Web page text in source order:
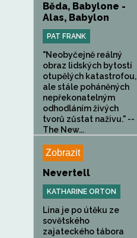
Běda, Babylone -
Alas, Babylon
PAT FRANK
"Neobyčejně reálný
obraz lidských bytostí
otupělých katastrofou,
ale stále poháněných
nepřekonatelným
odhodláním živých
tvorů zůstat naživu." --
The New...
Zobrazit
Nevertell
KATHARINE ORTON
Lina je po útěku ze
sovětského
zajateckého tábora